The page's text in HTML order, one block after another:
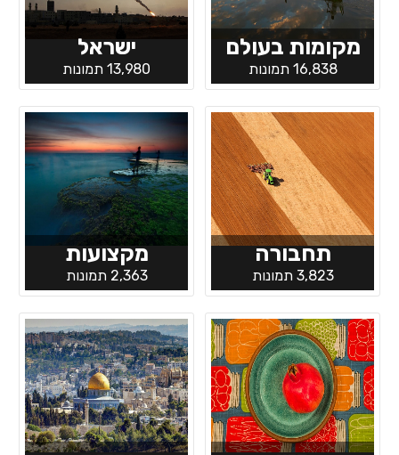
מקומות בעולם
16,838 תמונות
ישראל
13,980 תמונות
תחבורה
3,823 תמונות
מקצועות
2,363 תמונות